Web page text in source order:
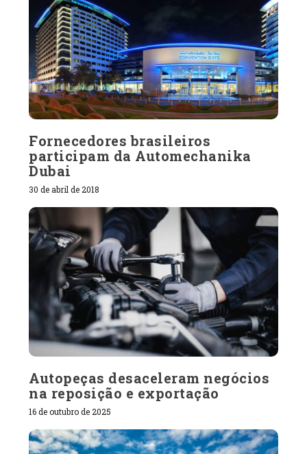
Fornecedores brasileiros
participam da Automechanika
Dubai
30 de abril de 2018
Autopeças desaceleram negócios
na reposição e exportação
16 de outubro de 2025